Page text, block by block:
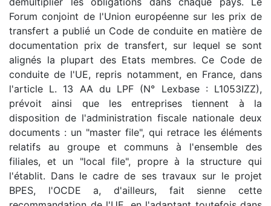
Forum conjoint de l'Union européenne sur les prix de
transfert a publié un Code de conduite en matière de
documentation prix de transfert, sur lequel se sont
alignés la plupart des Etats membres. Ce Code de
conduite de l'UE, repris notamment, en France, dans
l'article L. 13 AA du LPF (N° Lexbase : L1053IZZ),
prévoit ainsi que les entreprises tiennent à la
disposition de l'administration fiscale nationale deux
documents : un "master file", qui retrace les éléments
relatifs au groupe et communs à l'ensemble des
filiales, et un "local file", propre à la structure qui
l'établit. Dans le cadre de ses travaux sur le projet
BPES, l'OCDE a, d'ailleurs, fait sienne cette